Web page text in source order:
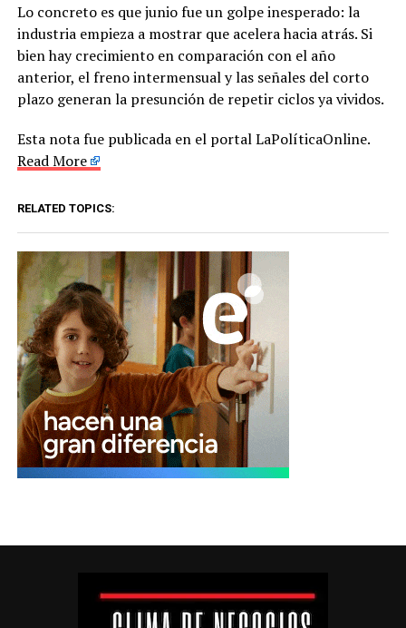
Lo concreto es que junio fue un golpe inesperado: la
industria empieza a mostrar que acelera hacia atrás. Si
bien hay crecimiento en comparación con el año
anterior, el freno intermensual y las señales del corto
plazo generan la presunción de repetir ciclos ya vividos.
Esta nota fue publicada en el portal LaPolíticaOnline.
Read More
RELATED TOPICS: